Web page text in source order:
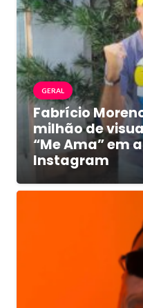
GERAL
Fabrício
milhão de
“Me Ama” em
Instagram